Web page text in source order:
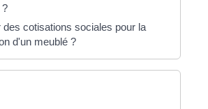
?
des cotisations sociales pour la
d'un meublé ?